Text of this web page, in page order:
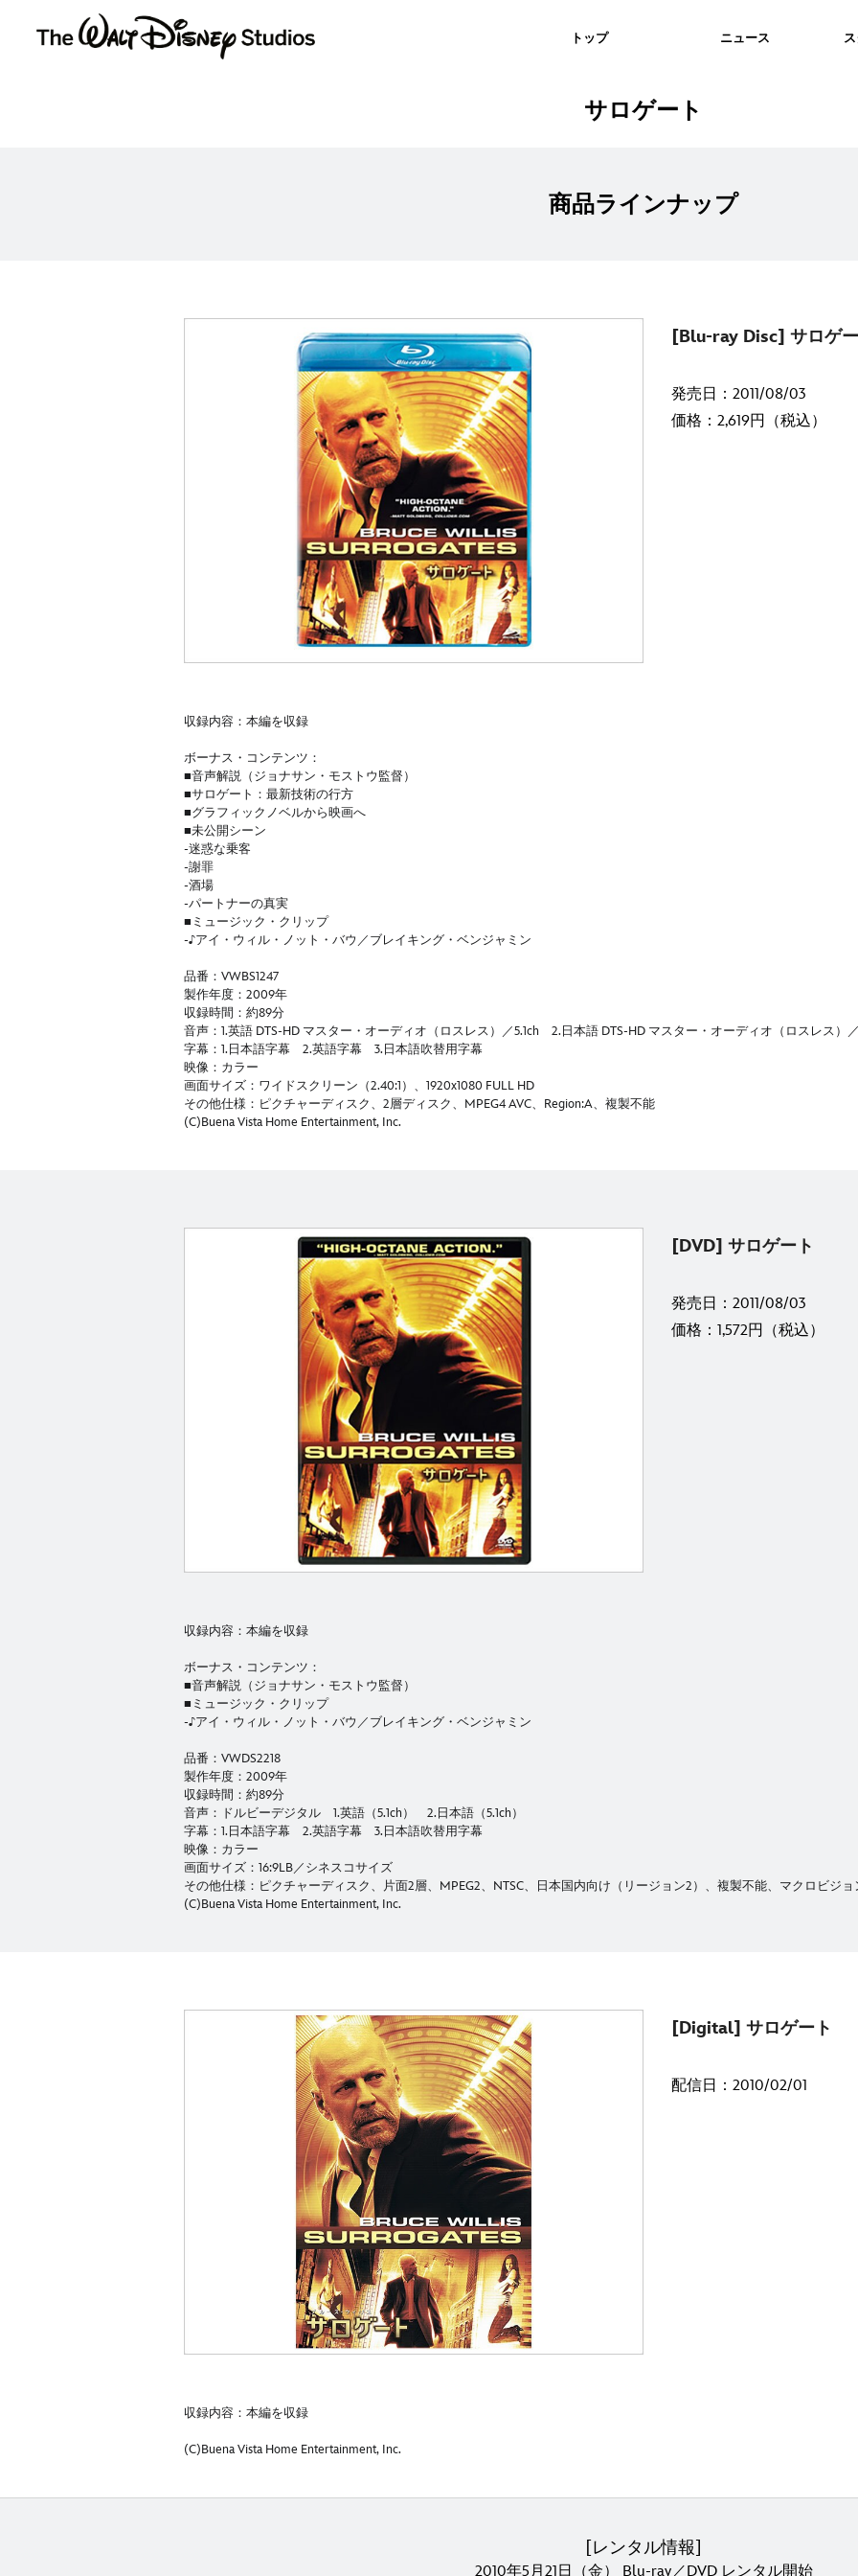
トップ ニュース
サロゲート
商品ラインナップ
[Blu-ray Disc] サロゲ
発売日：2011/08/03
価格：2,619円（税込）
収録内容：本編を収録
ボーナス・コンテンツ：
■音声解説（ジョナサン・モストウ監督）
■サロゲート：最新技術の行方
■グラフィックノベルから映画へ
■未公開シーン
-迷惑な乗客
-謝罪
-酒場
-パートナーの真実
■ミュージック・クリップ
-♪アイ・ウィル・ノット・バウ／ブレイキング・ベンジャミン
品番：VWBS1247
製作年度：2009年
収録時間：約89分
音声：1.英語 DTS-HD マスター・オーディオ（ロスレス）／5.1ch 2.日本語 DTS-HD マスター・オーディオ（ロスレス）／
字幕：1.日本語字幕 2.英語字幕 3.日本語吹替用字幕
映像：カラー
画面サイズ：ワイドスクリーン（2.40:1）、1920x1080 FULL HD
その他仕様：ピクチャーディスク、2層ディスク、MPEG4 AVC、Region:A、複製不能
(C)Buena Vista Home Entertainment, Inc.
[DVD] サロゲート
発売日：2011/08/03
価格：1,572円（税込）
収録内容：本編を収録
ボーナス・コンテンツ：
■音声解説（ジョナサン・モストウ監督）
■ミュージック・クリップ
-♪アイ・ウィル・ノット・バウ／ブレイキング・ベンジャミン
品番：VWDS2218
製作年度：2009年
収録時間：約89分
音声：ドルビーデジタル 1.英語（5.1ch） 2.日本語（5.1ch）
字幕：1.日本語字幕 2.英語字幕 3.日本語吹替用字幕
映像：カラー
画面サイズ：16:9LB／シネスコサイズ
その他仕様：ピクチャーディスク、片面2層、MPEG2、NTSC、日本国内向け（リージョン2）、複製不能、マクロビジョ
(C)Buena Vista Home Entertainment, Inc.
[Digital] サロゲート
配信日：2010/02/01
収録内容：本編を収録
(C)Buena Vista Home Entertainment, Inc.
[レンタル情報]
2010年5月21日（金） Blu-ray／DVD レンタル開始